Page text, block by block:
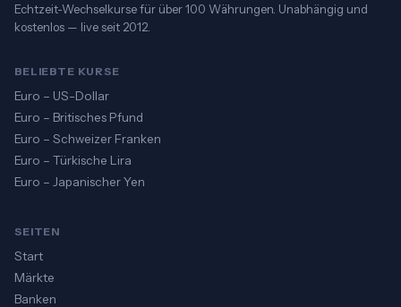
Echtzeit-Wechselkurse für über 100 Währungen. Unabhängig und
kostenlos — live seit 2012.
BELIEBTE KURSE
Euro – US-Dollar
Euro – Britisches Pfund
Euro – Schweizer Franken
Euro – Türkische Lira
Euro – Japanischer Yen
SEITEN
Start
Märkte
Banken